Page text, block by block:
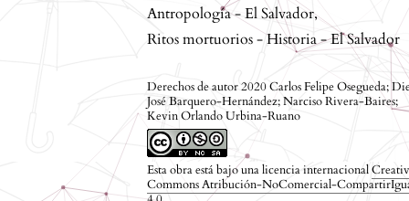
Antropología - El Salvador,
Ritos mortuorios - Historia - El Salvador
Derechos de autor 2020 Carlos Felipe Osegueda;
José Barquero-Hernández; Narciso Rivera-Baires;
Kevin Orlando Urbina-Ruano
Esta obra está bajo una licencia internacional
Commons Atribución-NoComercial-